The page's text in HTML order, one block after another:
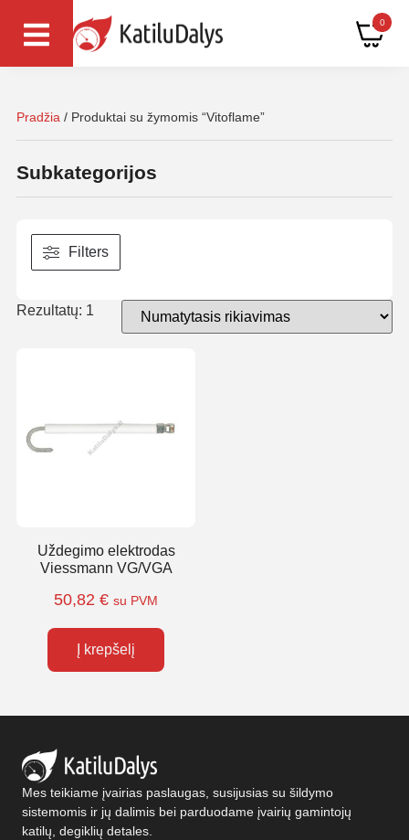
0
Pradžia / Produktai su žymomis “Vitoflame”
Subkategorijos
Filters
Rezultatų: 1
Uždegimo elektrodas
Viessmann VG/VGA
50,82 € su PVM
Į krepšelį
Mes teikiame įvairias paslaugas, susijusias su šildymo
sistemomis ir jų dalimis bei parduodame įvairių gamintojų
katilų, degiklių detales.